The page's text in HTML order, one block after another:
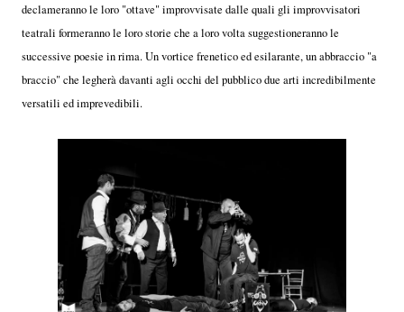
declameranno le loro "ottave" improvvisate dalle quali gli improvvisatori
teatrali formeranno le loro storie che a loro volta suggestioneranno le
successive poesie in rima. Un vortice frenetico ed esilarante, un abbraccio "a
braccio" che legherà davanti agli occhi del pubblico due arti incredibilmente
versatili ed imprevedibili.